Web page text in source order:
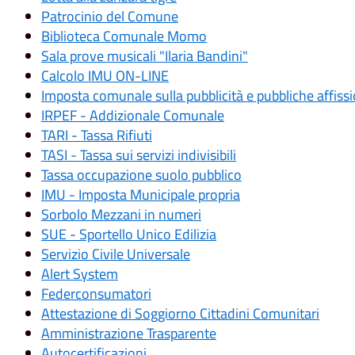
Patrocinio del Comune
Biblioteca Comunale Momo
Sala prove musicali "Ilaria Bandini"
Calcolo IMU ON-LINE
Imposta comunale sulla pubblicità e pubbliche
IRPEF - Addizionale Comunale
TARI - Tassa Rifiuti
TASI - Tassa sui servizi indivisibili
Tassa occupazione suolo pubblico
IMU - Imposta Municipale propria
Sorbolo Mezzani in numeri
SUE - Sportello Unico Edilizia
Servizio Civile Universale
Alert System
Federconsumatori
Attestazione di Soggiorno Cittadini Comunitari
Amministrazione Trasparente